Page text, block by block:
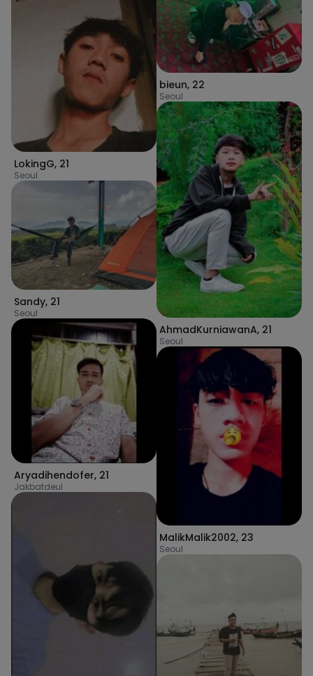
LokingG, 21
Seoul
Sandy, 21
Seoul
Aryadihendofer, 21
Jakbatdeul
bieun, 22
Seoul
AhmadKurniawanA, 21
Seoul
MalikMalik2002, 23
Seoul